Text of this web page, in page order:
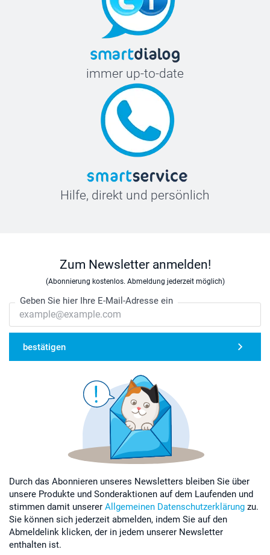
immer up-to-date
Hilfe, direkt und persönlich
Zum Newsletter anmelden!
(Abonnierung kostenlos. Abmeldung jederzeit möglich)
Geben Sie hier Ihre E-Mail-Adresse ein
bestätigen
Durch das Abonnieren unseres Newsletters bleiben Sie über
unsere Produkte und Sonderaktionen auf dem Laufenden und
stimmen damit unserer Allgemeinen Datenschutzerklärung zu.
Sie können sich jederzeit abmelden, indem Sie auf den
Abmeldelink klicken, der in jedem unserer Newsletter
enthalten ist.